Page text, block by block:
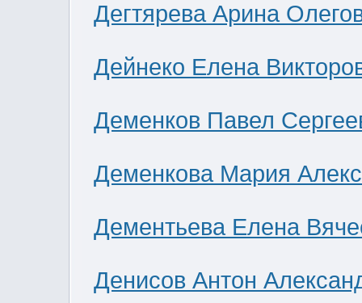
Дегтярева Арина
Дейнеко Елена
Деменков Павел
Деменкова Мария
Дементьева Елена
Денисов Антон